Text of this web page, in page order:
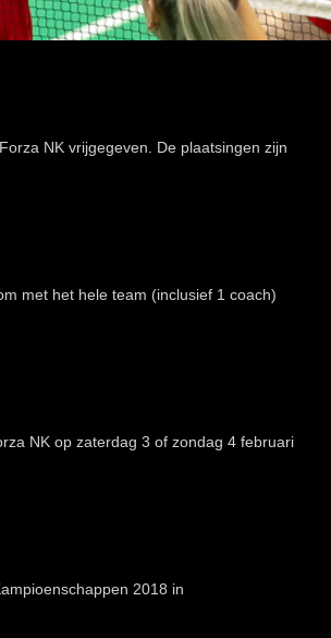
NK vrijgegeven. De plaatsingen zijn
met het hele team (inclusief 1 coach)
NK op zaterdag 3 of zondag 4 februari
2018 in